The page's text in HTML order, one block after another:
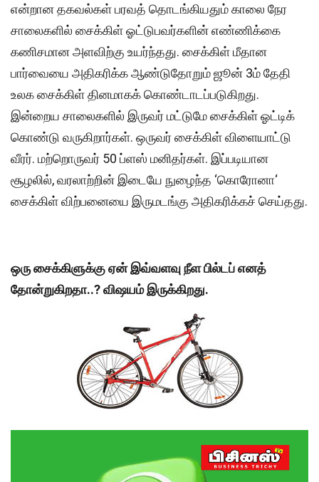
என்றான தகவல்கள் பரவத் தொடங்கியதும் காலை நேர
சாலைகளில் சைக்கிள் ஓட்டுபவர்களின் எண்ணிக்கை
கணிசமான அளவிற்கு உயர்ந்தது. சைக்கிள் மீதான
பார்வையை அதிகரிக்க ஆண்டுதோறும் ஜூன் 3ம் தேதி
உலக சைக்கிள் தினமாகக் கொண்டாடப்படுகிறது.
இன்றைய சாலைகளில் இருவர் மட்டுமே சைக்கிள் ஓட்டிக்
கொண்டு வருகிறார்கள். ஒருவர் சைக்கிள் விளையாட்டு
வீரர். மற்றொருவர் 50 ப்ளஸ் மனிதர்கள். இப்படியான
சூழலில், வரலாற்றின் இடையே நுழைந்த ‘கொரோனா‘
சைக்கிள் விற்பனையை இருமடங்கு அதிகரிக்கச் செய்தது.
ஒரு சைக்கிளுக்கு ஏன் இவ்வளவு நீள பில்டப் எனத்
தோன்றுகிறதா..? விஷயம் இருக்கிறது.